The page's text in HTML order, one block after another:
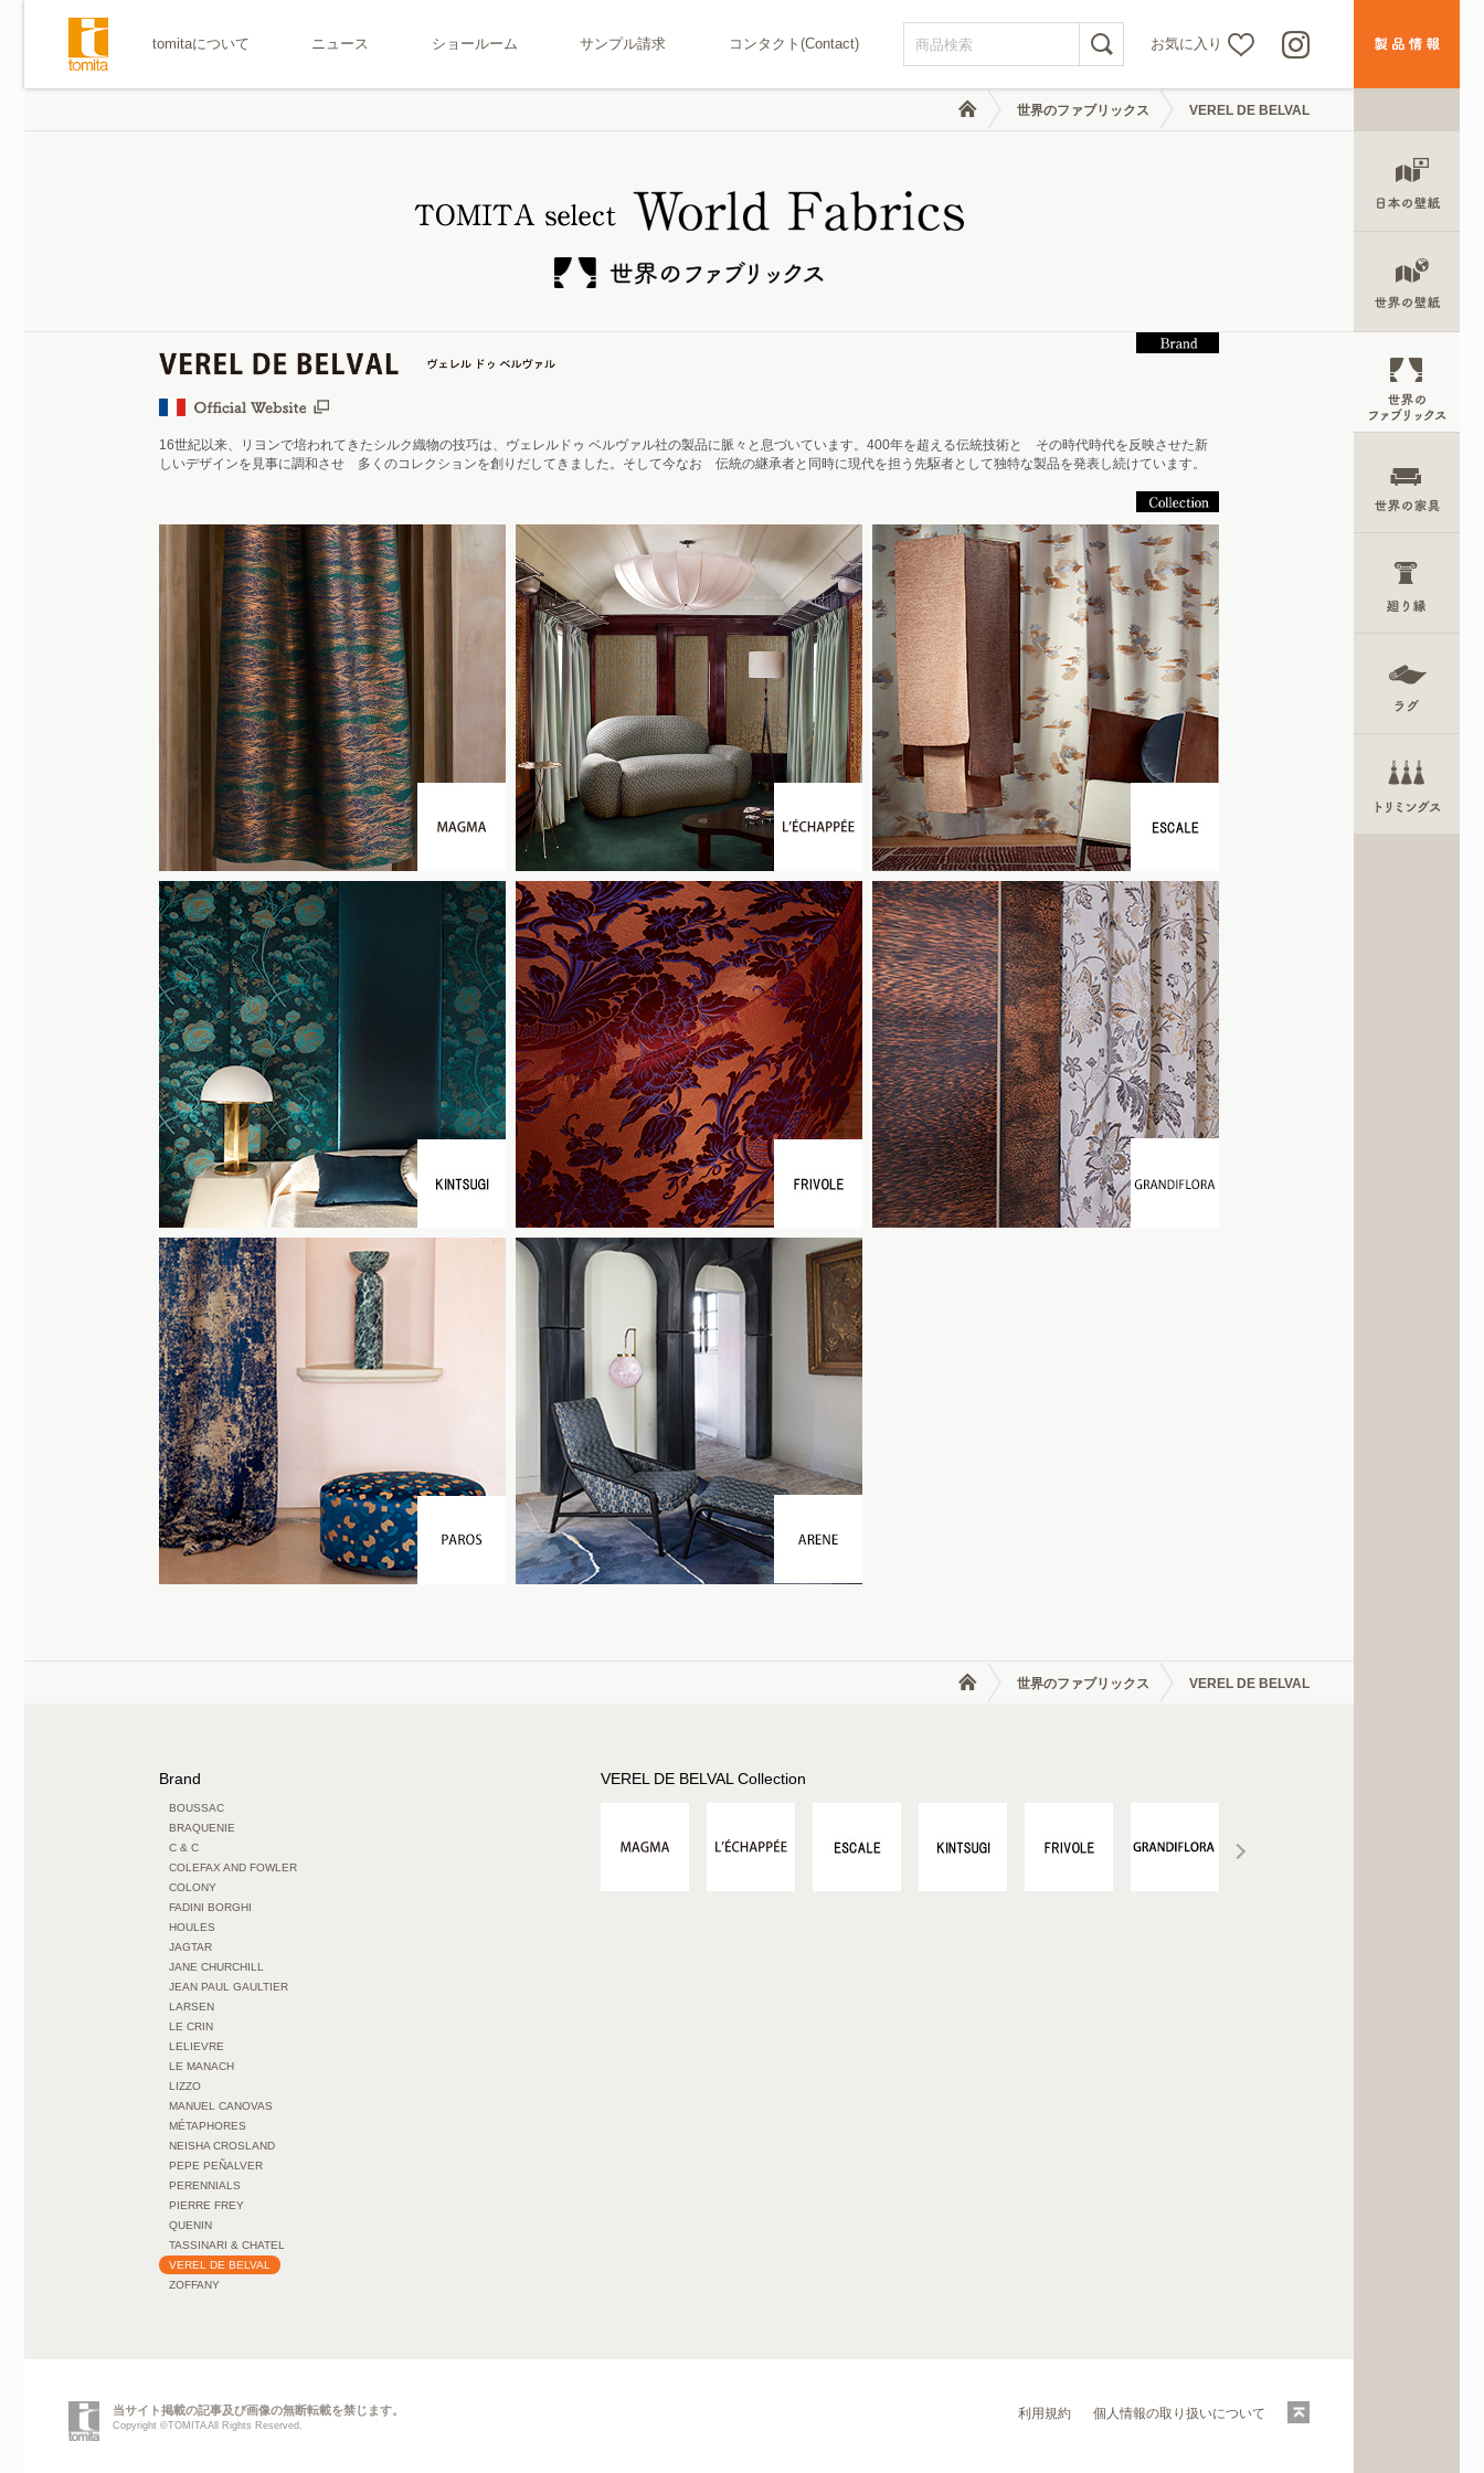
tomitaについて ニュース ショールーム サンプル請求 コンタクト(Contact) お気に入り
世界のファブリックス VEREL DE BELVAL
16世紀以来、リヨンで培われてきたシルク織物の技巧は、ヴェレルドゥ ベルヴァル社の製品に脈々と息づいています。400年を超える伝統技術と その時代時代を反映させた新
しいデザインを見事に調和させ 多くのコレクションを創りだしてきました。そして今なお 伝統の継承者と同時に現代を担う先駆者として独特な製品を発表し続けています。
世界のファブリックス VEREL DE BELVAL
VEREL DE BELVAL Collection
Brand
BOUSSAC
BRAQUENIE
C & C
COLEFAX AND FOWLER
COLONY
FADINI BORGHI
HOULES
JAGTAR
JANE CHURCHILL
JEAN PAUL GAULTIER
LARSEN
LE CRIN
LELIEVRE
LE MANACH
LIZZO
MANUEL CANOVAS
MÉTAPHORES
NEISHA CROSLAND
PEPE PEÑALVER
PERENNIALS
PIERRE FREY
QUENIN
TASSINARI & CHATEL
VEREL DE BELVAL
ZOFFANY
利用規約 個人情報の取り扱いについて
当サイト掲載の記事及び画像の無断転載を禁じます。
Copyright ©TOMITA All Rights Reserved.